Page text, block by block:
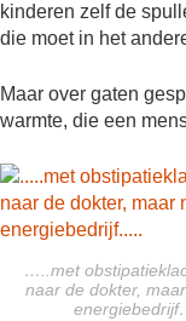
kinderen zelf de
die moet in het
Maar over gaten
warmte, die een
…..met
naar de dokter,